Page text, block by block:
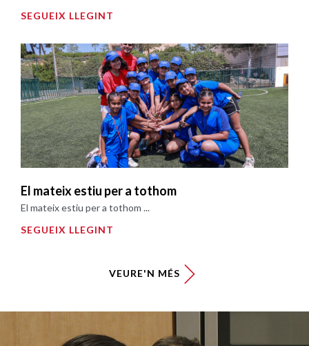
SEGUEIX LLEGINT
El mateix estiu per a tothom
El mateix estiu per a tothom ...
SEGUEIX LLEGINT
VEURE'N MÉS